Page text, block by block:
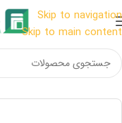
Skip to navigation
Skip to main content